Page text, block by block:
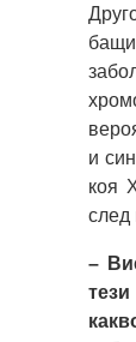
и
коя
след
–